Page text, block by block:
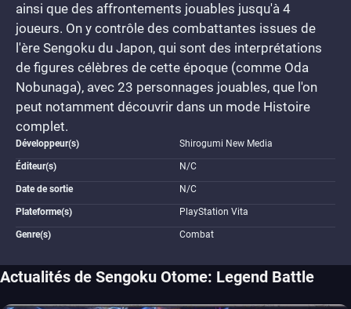
ainsi que des affrontements jouables jusqu'à 4
joueurs. On y contrôle des combattantes issues de
l'ère Sengoku du Japon, qui sont des interprétations
de figures célèbres de cette époque (comme Oda
Nobunaga), avec 23 personnages jouables, que l'on
peut notamment découvrir dans un mode Histoire
complet.
Développeur(s) Shirogumi New Media
Éditeur(s) N/C
Date de sortie N/C
Plateforme(s) PlayStation Vita
Genre(s) Combat
Actualités de Sengoku Otome: Legend Battle